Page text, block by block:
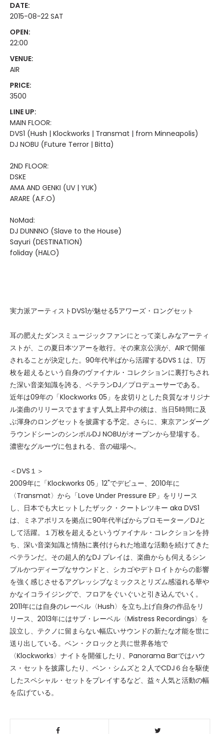
DATE:
2015-08-22 SAT
OPEN:
22:00
VENUE:
AIR
PRICE:
3500
LINE UP:
MAIN FLOOR:
DVS1 (Hush | Klockworks | Transmat | from Minneapolis)
DJ NOBU (Future Terror | Bitta)
2ND FLOOR:
DSKE
AMA AND GENKI (UV | YUK)
ARARE (A.F.O)
NoMad:
DJ DUNNNO (Slave to the House)
Sayuri (DESTINATION)
foliday (HALO)
実力派アーティストDVS1が魅せる5アワーズ・ロングセット
耳の肥えたダンスミュージックファンにとって楽しみなアーティ
ストが、この夏日本ツアーを敢行。その東京公演が、AIRで開催
されることが決定した。90年代半ばから活躍するDVS１は、1万
枚を超えるという自身のヴァイナル・コレクションに裏打ちされ
た深い音楽知識を誇る、ベテランDJ／プロデューサーである。
近年は09年の「Klockworks 05」を皮切りとした良質なオリジナ
ル楽曲のリリースでますます人気上昇中の彼は、当日5時間に及
ぶ渾身のロングセットを披露する予定。さらに、東京アンダーグ
ラウンドシーンのシンボルDJ NOBUがオープンから登場する。
濃密なグルーヴに包まれる、音の磁場へ。
＜DVS１＞
2009年に「Klockworks 05」12"でデビュー、2010年に
〈Transmat〉から「Love Under Pressure EP」をリリース
し、日本でも大ヒットしたザック・クートレツキー aka DVS1
は、ミネアポリスを拠点に90年代半ばからプロモーター／DJと
して活躍。１万枚を超えるというヴァイナル・コレクションを持
ち、深い音楽知識と情熱に裏付けられた地道な活動を続けてきた
ベテランだ。その超人的なDJ プレイは、楽曲からも伺えるシン
プルかつディープなサウンドと、シカゴやデトロイトからの影響
を強く感じさせるアグレッシブなミックスとリズム感溢れる華や
かなイコライジングで、フロアをぐいぐいと引き込んでいく。
2011年には自身のレーベル〈Hush〉を立ち上げ自身の作品をリ
リース、2013年にはサブ・レーベル〈Mistress Recordings〉を
設立し、テクノに留まらない幅広いサウンドの新たな才能を世に
送り出している。ベン・クロックと共に世界各地で
〈Klockworks〉ナイトを開催したり、Panorama Barではハウ
ス・セットを披露したり、ベン・シムズと２人でCDJ６台を駆使
したスペシャル・セットをプレイするなど、益々人気と活動の幅
を広げている。